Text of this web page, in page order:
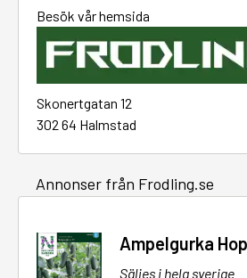
Besök vår hemsida
Skonertgatan 12
302 64 Halmstad
Annonser från Frodling.se
Ampelgurka
Säljes i hela sverige